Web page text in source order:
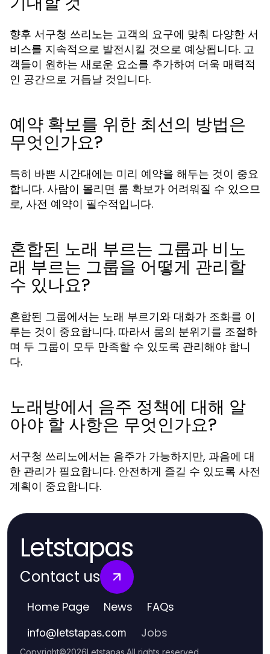
향후 서구청 쓰리노는 고객의 요구에 맞춰 다양한 서
비스를 지속적으로 발전시킬 것으로 예상됩니다. 고
객들이 원하는 새로운 요소를 추가하여 더욱 매력적
인 공간으로 거듭날 것입니다.
예약 확보를 위한 최선의 방법은
무엇인가요?
특히 바쁜 시간대에는 미리 예약을 해두는 것이 중요
합니다. 사람이 몰리면 룸 확보가 어려워질 수 있으므
로, 사전 예약이 필수적입니다.
혼합된 노래 부르는 그룹과 비노
래 부르는 그룹을 어떻게 관리할
수 있나요?
혼합된 그룹에서는 노래 부르기와 대화가 조화를 이
루는 것이 중요합니다. 따라서 룸의 분위기를 조절하
며 두 그룹이 모두 만족할 수 있도록 관리해야 합니
다.
노래방에서 음주 정책에 대해 알
아야 할 사항은 무엇인가요?
서구청 쓰리노에서는 음주가 가능하지만, 과음에 대
한 관리가 필요합니다. 안전하게 즐길 수 있도록 사전
계획이 중요합니다.
Letstapas
Contact us
Home Page News FAQs
info@letstapas.com Jobs
Copyright©2026Letstapas All rights reserved